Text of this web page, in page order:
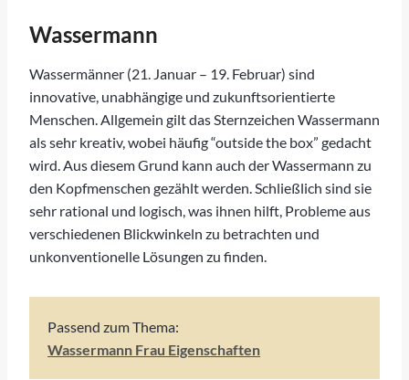
Wassermann
Wassermänner (21. Januar – 19. Februar) sind
innovative, unabhängige und zukunftsorientierte
Menschen. Allgemein gilt das Sternzeichen Wassermann
als sehr kreativ, wobei häufig “outside the box” gedacht
wird. Aus diesem Grund kann auch der Wassermann zu
den Kopfmenschen gezählt werden. Schließlich sind sie
sehr rational und logisch, was ihnen hilft, Probleme aus
verschiedenen Blickwinkeln zu betrachten und
unkonventionelle Lösungen zu finden.
Passend zum Thema:
Wassermann Frau Eigenschaften